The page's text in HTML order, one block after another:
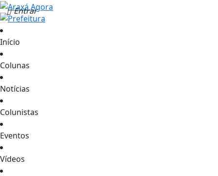
Entrar
Início
Colunas
Notícias
Colunistas
Eventos
Vídeos